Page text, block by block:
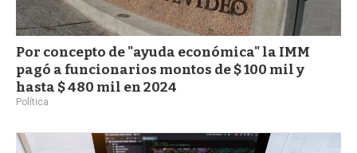
Por concepto de "ayuda económica" la IMM
pagó a funcionarios montos de $ 100 mil y
hasta $ 480 mil en 2024
Política